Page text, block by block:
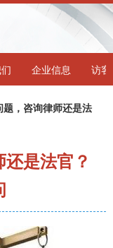
企业信息 访客
题，咨询律师还是法
是法官？